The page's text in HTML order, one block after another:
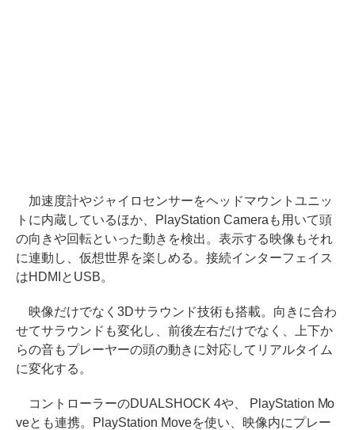
加速度計やジャイロセンサーをヘッドマウントユニッ
トに内蔵しているほか、PlayStation Cameraも用いて頭
の向きや回転といった動きを検出。表示する映像もそれ
に連動し、仮想世界を楽しめる。接続インターフェイス
はHDMIとUSB。
映像だけでなく3Dサラウンド技術も搭載。向きに合わ
せてサラウンドも変化し、前後左右だけでなく、上下か
らの音もプレーヤーの頭の動きに対応してリアルタイム
に変化する。
コントローラーのDUALSHOCK 4や、 PlayStation Mo
veとも連携。PlayStation Moveを使い、映像内にプレー